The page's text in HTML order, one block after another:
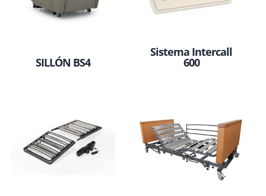
SILLÓN BS4
Sistema Intercall
600